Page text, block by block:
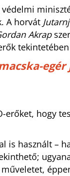
A horvát
Akrap
hogy
is használt –